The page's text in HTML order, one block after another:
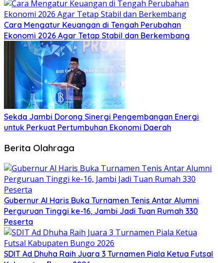
Cara Mengatur Keuangan di Tengah Perubahan
Ekonomi 2026 Agar Tetap Stabil dan Berkembang
Sekda Jambi Dorong Sinergi Pengembangan Energi
untuk Perkuat Pertumbuhan Ekonomi Daerah
Berita Olahraga
Gubernur Al Haris Buka Turnamen Tenis Antar Alumni
Perguruan Tinggi ke-16, Jambi Jadi Tuan Rumah 330
Peserta
SDIT Ad Dhuha Raih Juara 3 Turnamen Piala Ketua Futsal